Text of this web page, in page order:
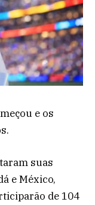
e os
suas
e México,
de 104